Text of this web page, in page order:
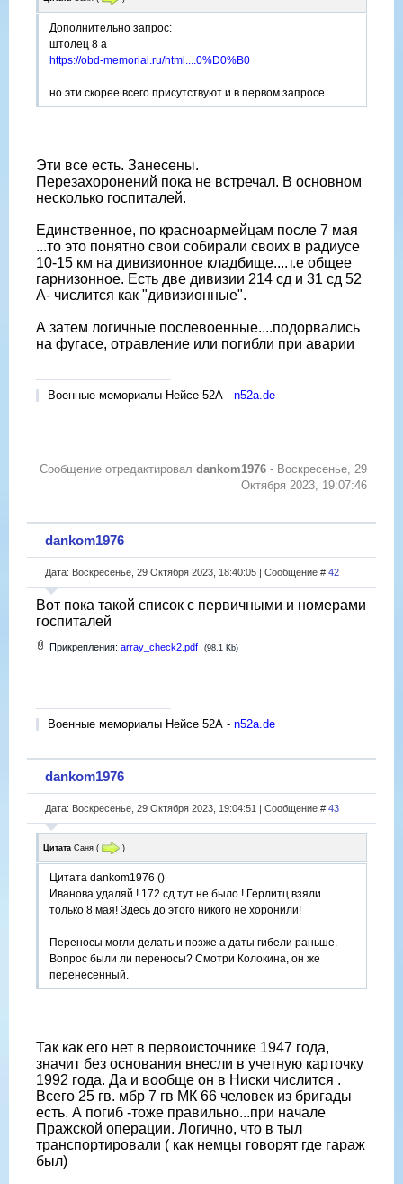
Дополнительно запрос:
штолец 8 а
https://obd-memorial.ru/html....0%D0%B0
но эти скорее всего присутствуют и в первом запросе.
Эти все есть. Занесены.
Перезахоронений пока не встречал. В основном
несколько госпиталей.
Единственное, по красноармейцам после 7 мая
...то это понятно свои собирали своих в радиусе
10-15 км на дивизионное кладбище....т.е общее
гарнизонное. Есть две дивизии 214 сд и 31 сд 52
А- числится как "дивизионные".
А затем логичные послевоенные....подорвались
на фугасе, отравление или погибли при аварии
Военные мемориалы Нейсе 52А - n52a.de
Сообщение отредактировал dankom1976 - Воскресенье, 29
Октября 2023, 19:07:46
dankom1976
Дата: Воскресенье, 29 Октября 2023, 18:40:05 | Сообщение # 42
Вот пока такой список с первичными и номерами
госпиталей
Прикрепления: array_check2.pdf (98.1 Kb)
Военные мемориалы Нейсе 52А - n52a.de
dankom1976
Дата: Воскресенье, 29 Октября 2023, 19:04:51 | Сообщение # 43
Цитата Саня ( )
Цитата dankom1976 ()
Иванова удаляй ! 172 сд тут не было ! Герлитц взяли
только 8 мая! Здесь до этого никого не хоронили!
Переносы могли делать и позже а даты гибели раньше.
Вопрос были ли переносы? Смотри Колокина, он же
перенесенный.
Так как его нет в первоисточнике 1947 года,
значит без основания внесли в учетную карточку
1992 года. Да и вообще он в Ниски числится .
Всего 25 гв. мбр 7 гв МК 66 человек из бригады
есть. А погиб -тоже правильно...при начале
Пражской операции. Логично, что в тыл
транспортировали ( как немцы говорят где гараж
был)